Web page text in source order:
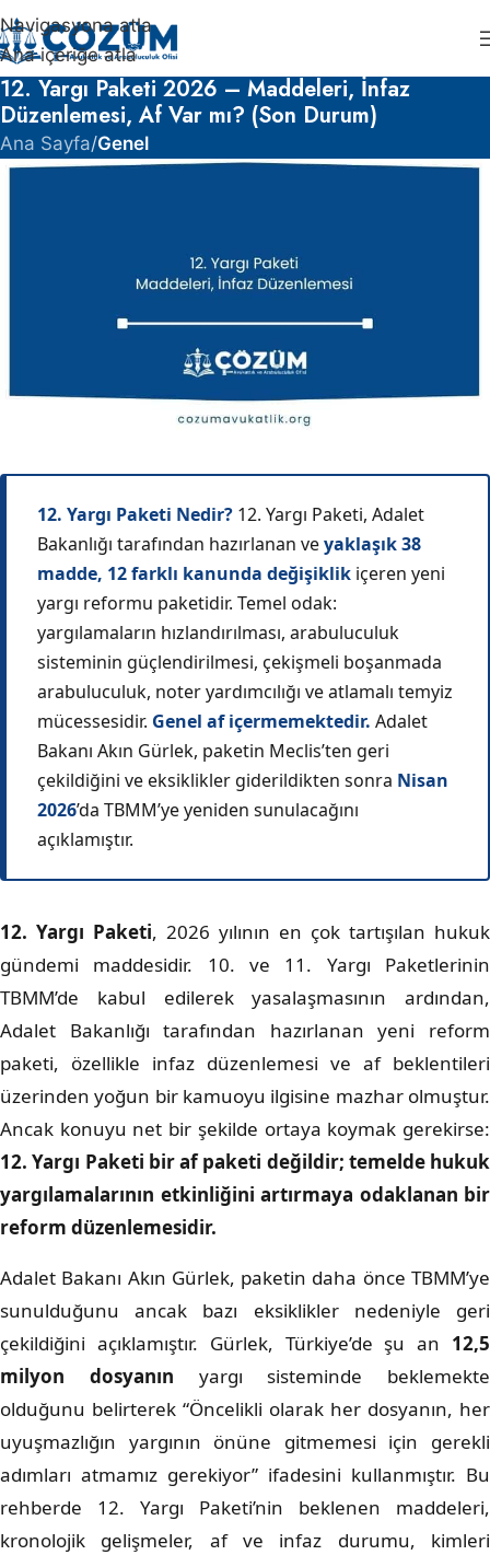
Navigasyona atla
Ana içeriğe atla
12. Yargı Paketi 2026 – Maddeleri, İnfaz
Düzenlemesi, Af Var mı? (Son Durum)
Ana Sayfa/Genel
12. Yargı Paketi Nedir? 12. Yargı Paketi, Adalet
Bakanlığı tarafından hazırlanan veyaklaşık 38
madde, 12 farklı kanunda değişiklik içeren yeni
yargı reformu paketidir. Temel odak:
yargılamaların hızlandırılması, arabuluculuk
sisteminin güçlendirilmesi, çekişmeli boşanmada
arabuluculuk, noter yardımcılığı ve atlamalı temyiz
mücessesidir. Genel af içermemektedir. Adalet
Bakanı Akın Gürlek, paketin Meclis’ten geri
çekildiğini ve eksiklikler giderildikten sonra Nisan
2026’da TBMM’ye yeniden sunulacağını
açıklamıştır.
12. Yargı Paketi, 2026 yılının en çok tartışılan hukuk
gündemi maddesidir. 10. ve 11. Yargı Paketlerinin
TBMM’de kabul edilerek yasalaşmasının ardından,
Adalet Bakanlığı tarafından hazırlanan yeni reform
paketi, özellikle infaz düzenlemesi ve af beklentileri
üzerinden yoğun bir kamuoyu ilgisine mazhar olmuştur.
Ancak konuyu net bir şekilde ortaya koymak gerekirse:
12. Yargı Paketi bir af paketi değildir; temelde hukuk
yargılamalarının etkinliğini artırmaya odaklanan bir
reform düzenlemesidir.
Adalet Bakanı Akın Gürlek, paketin daha önce TBMM’ye
sunulduğunu ancak bazı eksiklikler nedeniyle geri
çekildiğini açıklamıştır. Gürlek, Türkiye’de şu an 12,5
milyon dosyanın yargı sisteminde beklemekte
olduğunu belirterek “Öncelikli olarak her dosyanın, her
uyuşmazlığın yargının önüne gitmemesi için gerekli
adımları atmamız gerekiyor” ifadesini kullanmıştır. Bu
rehberde 12. Yargı Paketi’nin beklenen maddeleri,
kronolojik gelişmeler, af ve infaz durumu, kimleri